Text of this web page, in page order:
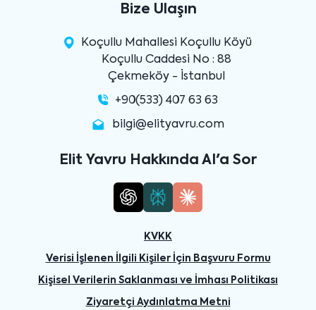
Bize Ulaşın
Koçullu Mahallesi Koçullu Köyü
Koçullu Caddesi No : 88
Çekmeköy - İstanbul
+90(533) 407 63 63
bilgi@elityavru.com
Elit Yavru Hakkında AI'a Sor
KVKK
Verisi İşlenen İlgili Kişiler İçin Başvuru Formu
Kişisel Verilerin Saklanması ve İmhası Politikası
Ziyaretçi Aydınlatma Metni